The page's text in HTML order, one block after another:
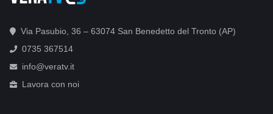
Via Pasubio, 36 – 63074 San Benedetto del Tronto (AP)
0735 367514
info@veratv.it
Lavora con noi